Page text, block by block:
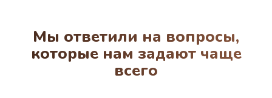
Мы ответили на вопросы,
которые нам задают чаще
всего